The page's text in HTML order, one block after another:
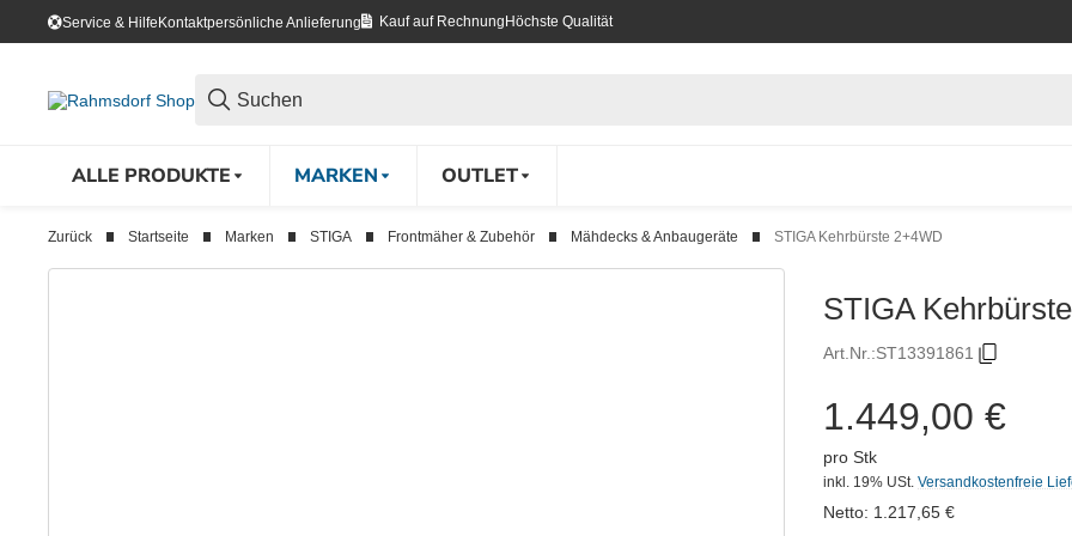
Service & HilfeKontaktpersönliche Anlieferung Kauf auf Rechnung Höchste Qualität
ALLE PRODUKTE MARKEN OUTLET
Zurück Startseite Marken STIGA Frontmäher & Zubehör Mähdecks & Anbaugeräte STIGA Kehrbürste 2+4WD
STIGA
Art.Nr.:ST13391861
1.449,00 €
pro Stk
inkl. 19% USt. Versandkostenfreie
Netto: 1.217,65 €